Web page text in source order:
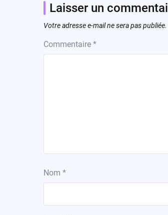
Laisser un
Votre adresse e-mail ne sera pas publiée.
Commentaire *
Nom *